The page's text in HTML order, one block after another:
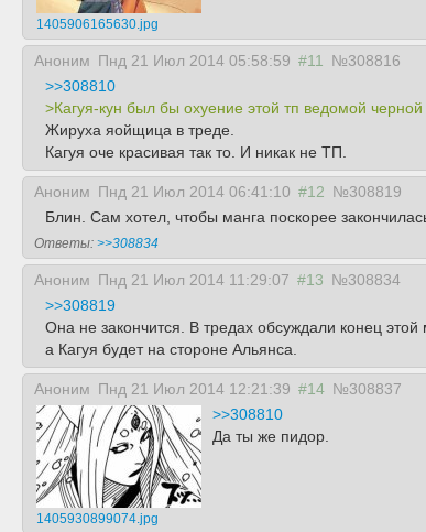
1405906165630.jpg
Аноним Пнд 21 Июл 2014 05:58:59 #11
№308816
>>308810
>Кагуя-кун был бы охуение этой тп ведомой черной
Жируха яойщица в треде.
Кагуя оче красивая так то. И никак не ТП.
Аноним Пнд 21 Июл 2014 06:41:10 #12 №308819
Блин. Сам хотел, чтобы манга поскорее
Ответы: >>308834
Аноним Пнд 21 Июл 2014 11:29:07 #13 №308834
>>308819
Она не закончится. В тредах обсуждали конец
а Кагуя будет на стороне Альянса.
Аноним Пнд 21 Июл 2014 12:21:39 #14 №308837
1405930899074.jpg
>>308810
Да ты же пидор.